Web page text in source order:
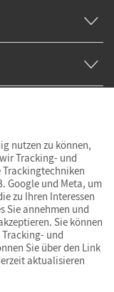
Cookies & Co.
nutzen zu können,
Tracking- und
Trackingtechniken
Google und Meta, um
zu Ihren Interessen
Sie annehmen und
Sie können
und
Sie über den Link
aktualisieren